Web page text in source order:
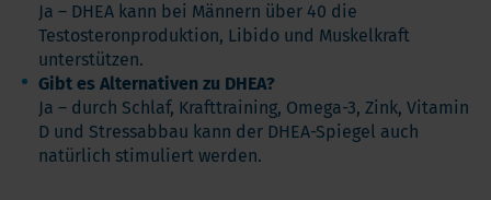
Ja – DHEA kann bei Männern über 40 die
Testosteronproduktion, Libido und Muskelkraft
unterstützen.
Gibt es Alternativen zu DHEA?
Ja – durch Schlaf, Krafttraining, Omega-3, Zink, Vitamin
D und Stressabbau kann der DHEA-Spiegel auch
natürlich stimuliert werden.